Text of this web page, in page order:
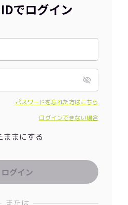
でログイン
パスワードを忘れた方はこちら
ログインできない場合
ままにする